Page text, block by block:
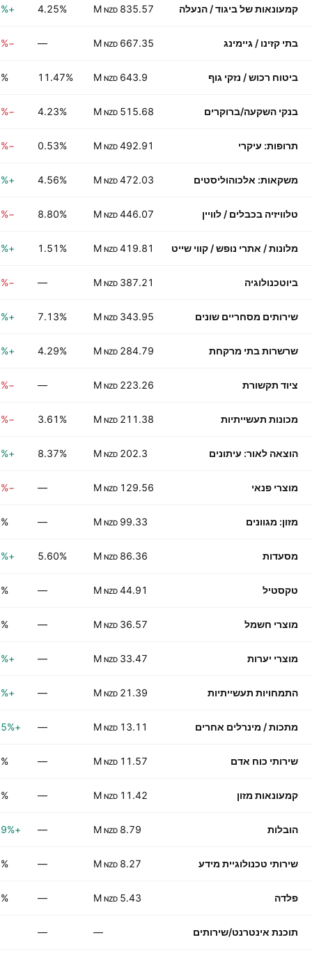
קמעונאות של ביגוד / הנעלה 835.57 M
NZD
4.25%
+0.21%
בתי קזינו / גיימינג 667.35 M
NZD
—
−1.63%
ביטוח רכוש / נזקי גוף 643.9 M
NZD
11.47%
בנקי השקעה/ברוקרים 515.68 M
NZD
4.23%
−0.41%
תרופות: עיקרי 492.91 M
NZD
0.53%
−1.05%
משקאות: אלכוהוליסטים 472.03 M
NZD
4.56%
+0.38%
טלוויזיה בכבלים / לוויין 446.07 M
NZD
8.80%
−1.52%
מלונות / אתרי נופש / קווי שייט 419.81 M
NZD
1.51%
+1.30%
ביוטכנולוגיה 387.21 M
NZD
—
−2.66%
שירותים מסחריים שונים 343.95 M
NZD
7.13%
+0.51%
שרשרות בתי מרקחת 284.79 M
NZD
4.29%
+0.51%
ציוד תקשורת 223.26 M
NZD
—
−1.29%
מכונות תעשייתיות 211.38 M
NZD
3.61%
−3.11%
הוצאה לאור: עיתונים 202.3 M
NZD
8.37%
+1.42%
מוצרי פנאי 129.56 M
NZD
—
−1.10%
מזון: מגוונים 99.33 M
NZD
—
מסעדות 86.36 M
NZD
5.60%
+0.21%
טקסטיל 44.91 M
NZD
—
מוצרי חשמל 36.57 M
NZD
—
מוצרי יערות 33.47 M
NZD
—
+1.56%
התמחויות תעשייתיות 21.39 M
NZD
—
+1.16%
מתכות / מינרלים אחרים 13.11 M
NZD
—
+17.65%
שירותי כוח אדם 11.57 M
NZD
—
קמעונאות מזון 11.42 M
NZD
—
הובלות 8.79 M
NZD
—
+14.29%
שירותי טכנולוגיית מידע 8.27 M
NZD
—
פלדה 5.43 M
NZD
—
תוכנת אינטרנט/שירותים —
—